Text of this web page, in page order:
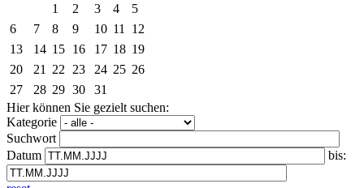
1
2 3 4
5
6
7 8 9 10 11
12
13
14 15 16 17 18 19
20
21 22 23 24 25 26
27
28 29 30
31
Hier können Sie gezielt suchen:
Kategorie
Suchwort
Datum
bis: